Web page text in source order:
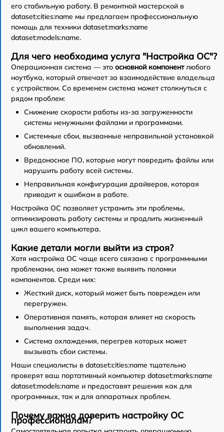
его стабильную работу. В ремонтной мастерской в
dataset:cities:name мы предлагаем профессиональную
помощь для техники dataset:marks:name
dataset:models:name.
Для чего необходима услуга "Настройка ОС"?
Операционная система — это основной компонентлюбого
ноутбука, который отвечает за взаимодействие владельца
с устройством. Со временем система может столкнуться с
рядом проблем:
Снижение скорости работы из-за загруженности
системы ненужными файлами и программами.
Системные сбои, вызванные неправильной установкой
обновлений.
Вредоносное ПО, которые могут повредить файлы или
нарушить работу всей системы.
Неправильная конфигурация драйверов, которая
приводит к ошибкам в работе.
Настройка ОС позволяет устранить эти проблемы,
оптимизировать работу системы и продлить жизненный
цикл вашего компьютера.
Какие детали могли выйти из строя?
Хотя настройка ОС чаще всего связана с программными
проблемами, она может также выявить поломки
компонентов. Среди них:
Жесткий диск, который может быть поврежден или
перегружен.
Оперативная память, которая влияет на скорость
выполнения задач.
Система охлаждения, перегрев которых может
вызывать сбои системы.
Наши специалисты в dataset:cities:name тщательно
проверят ваш портативный компьютер dataset:marks:name
dataset:models:name и предоставят решения как для
программных, так и для аппаратных проблем.
Почему важно доверить настройку ОС
профессионалам?